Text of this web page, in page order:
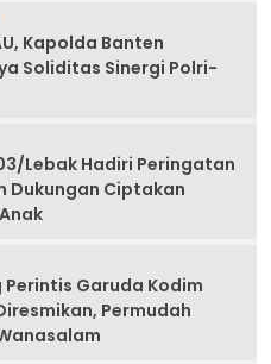
Kapolda Banten
Soliditas Sinergi Polri-
Lebak Hadiri Peringatan
Dukungan Ciptakan
Garuda Kodim
Permudah